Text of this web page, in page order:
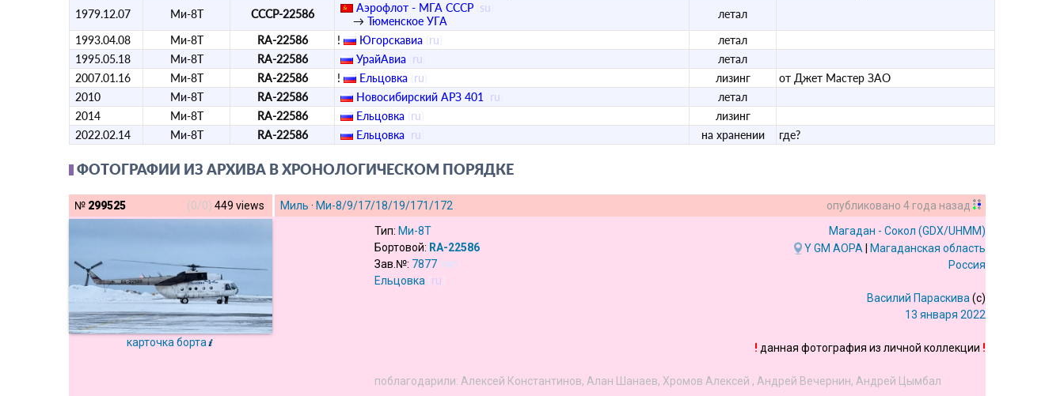
1979.12.07
Ми-8Т СССР-22586 Аэрофлот - МГА СССР su
→ Тюменское УГА
летал
1993.04.08
Ми-8Т RA-22586 ! Югорскавиа ru
летал
1995.05.18
Ми-8Т RA-22586 УрайАвиа ru
летал
2007.01.16
Ми-8Т RA-22586 ! Ельцовка ru лизинг
от Джет Мастер ЗАО
2010
Ми-8Т RA-22586 Новосибирский АРЗ 401 ru
летал
2014
Ми-8Т RA-22586 Ельцовка ru
лизинг
2022.02.14
Ми-8Т RA-22586 Ельцовка ru на хранении где?
ФОТОГРАФИИ ИЗ АРХИВА В ХРОНОЛОГИЧЕСКОМ ПОРЯДКЕ
№ 299525 (0/0) 449 views Миль · Ми-8/9/17/18/19/171/172 опубликовано 4 года назад
карточка борта
Тип: Ми-8Т
Бортовой: RA-22586
Зав.№: 7877тип
Ельцовка
ru
Магадан - Сокол (GDX/UHMM)
YGM AOPA
Магаданская область
Россия
Василий Параскива (c)
13 января 2022
! данная фотография из личной коллекции !
поблагодарили: Алексей Константинов, Алан Шанаев, Хромов Алексей , Андрей Вечернин, Андрей Цымбал